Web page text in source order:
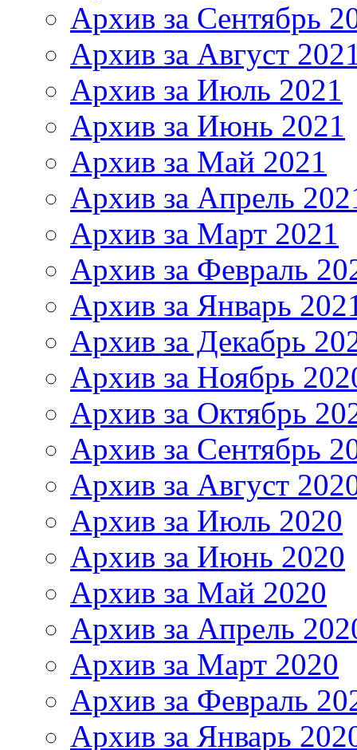
Архив за Сентябрь
Архив за Август
Архив за Июль 2021
Архив за Июнь 2021
Архив за Май 2021
Архив за Апрель
Архив за Март 2021
Архив за Февраль
Архив за Январь
Архив за Декабрь
Архив за Ноябрь
Архив за Октябрь
Архив за Сентябрь
Архив за Август
Архив за Июль 2020
Архив за Июнь 2020
Архив за Май 2020
Архив за Апрель
Архив за Март 2020
Архив за Февраль
Архив за Январь